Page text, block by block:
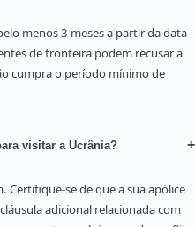
menos 3 meses a partir da data
de fronteira podem recusar a
cumpra o período mínimo de
visitar a Ucrânia? +
Certifique-se de que a sua apólice
adicional relacionada com